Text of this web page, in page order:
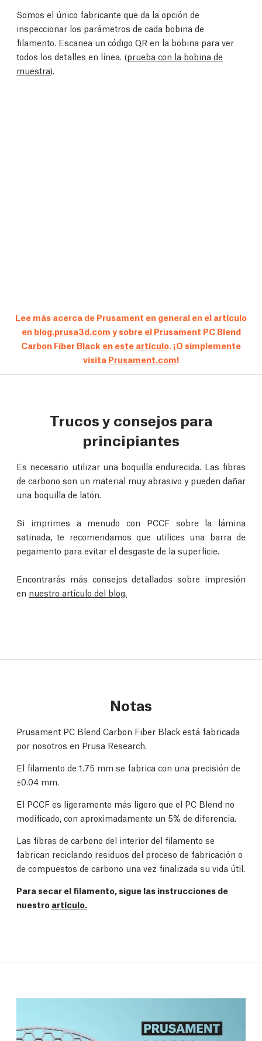
Somos el único fabricante que da la opción de
inspeccionar los parámetros de cada bobina de
filamento. Escanea un código QR en la bobina para ver
todos los detalles en línea. (prueba con la bobina de
muestra).
Lee más acerca de Prusament en general en el artículo
en blog.prusa3d.com y sobre el Prusament PC Blend
Carbon Fiber Black en este artículo. ¡O simplemente
visita Prusament.com!
Trucos y consejos para
principiantes
Es necesario utilizar una boquilla endurecida. Las fibras
de carbono son un material muy abrasivo y pueden dañar
una boquilla de latón.
Si imprimes a menudo con PCCF sobre la lámina
satinada, te recomendamos que utilices una barra de
pegamento para evitar el desgaste de la superficie.
Encontrarás más consejos detallados sobre impresión
en nuestro artículo del blog.
Notas
Prusament PC Blend Carbon Fiber Black está fabricada
por nosotros en Prusa Research.
El filamento de 1.75 mm se fabrica con una precisión de
±0.04 mm.
El PCCF es ligeramente más ligero que el PC Blend no
modificado, con aproximadamente un 5% de diferencia.
Las fibras de carbono del interior del filamento se
fabrican reciclando residuos del proceso de fabricación o
de compuestos de carbono una vez finalizada su vida útil.
Para secar el filamento, sigue las instrucciones de
nuestro artículo.